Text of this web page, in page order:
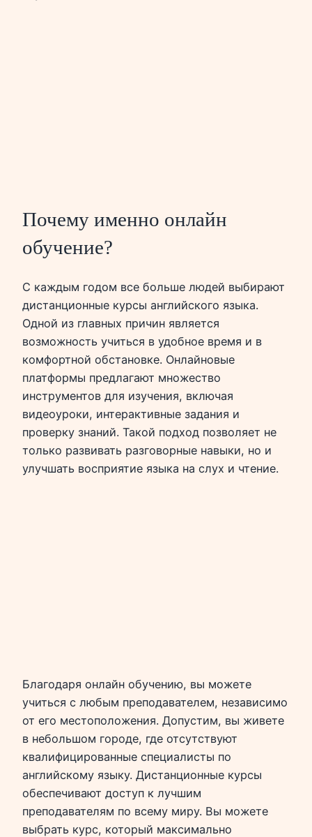
Почему именно онлайн
обучение?
С каждым годом все больше людей выбирают
дистанционные курсы английского языка.
Одной из главных причин является
возможность учиться в удобное время и в
комфортной обстановке. Онлайновые
платформы предлагают множество
инструментов для изучения, включая
видеоуроки, интерактивные задания и
проверку знаний. Такой подход позволяет не
только развивать разговорные навыки, но и
улучшать восприятие языка на слух и чтение.
Благодаря онлайн обучению, вы можете
учиться с любым преподавателем, независимо
от его местоположения. Допустим, вы живете
в небольшом городе, где отсутствуют
квалифицированные специалисты по
английскому языку. Дистанционные курсы
обеспечивают доступ к лучшим
преподавателям по всему миру. Вы можете
выбрать курс, который максимально